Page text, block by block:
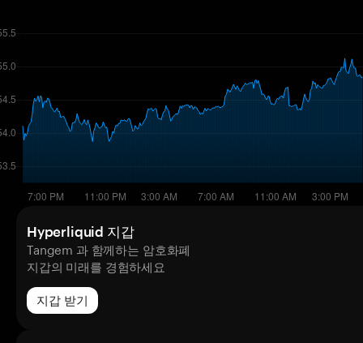
Hyperliquid 지갑
Tangem 과 함께하는 암호화폐
지갑의 미래를 경험하세요
지갑 받기